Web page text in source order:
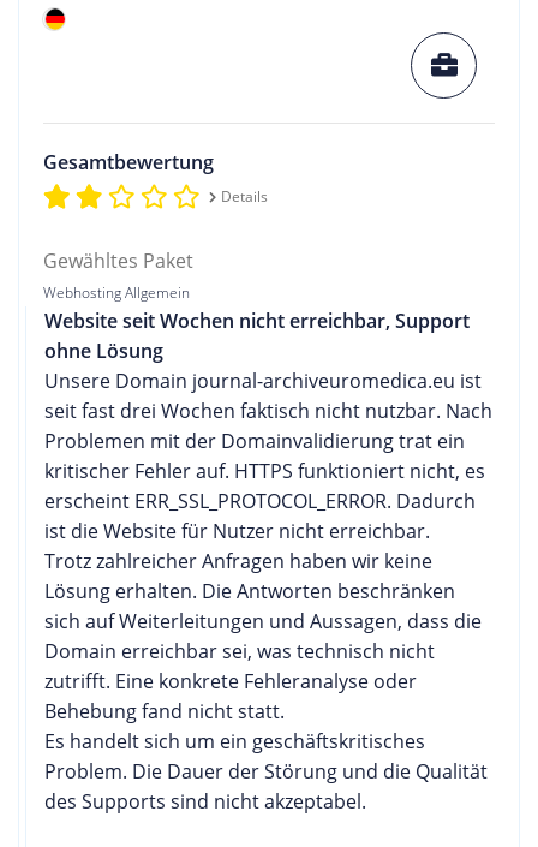
Gesamtbewertung
Details
Gewähltes Paket
Webhosting Allgemein
Website seit Wochen nicht erreichbar, Support
ohne Lösung
Unsere Domain journal-archiveuromedica.eu ist
seit fast drei Wochen faktisch nicht nutzbar. Nach
Problemen mit der Domainvalidierung trat ein
kritischer Fehler auf. HTTPS funktioniert nicht, es
erscheint ERR_SSL_PROTOCOL_ERROR. Dadurch
ist die Website für Nutzer nicht erreichbar.
Trotz zahlreicher Anfragen haben wir keine
Lösung erhalten. Die Antworten beschränken
sich auf Weiterleitungen und Aussagen, dass die
Domain erreichbar sei, was technisch nicht
zutrifft. Eine konkrete Fehleranalyse oder
Behebung fand nicht statt.
Es handelt sich um ein geschäftskritisches
Problem. Die Dauer der Störung und die Qualität
des Supports sind nicht akzeptabel.